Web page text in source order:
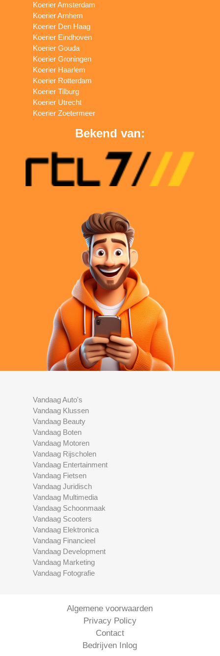
Koerier Amsterdam
Koerier Arnhem
Koerier Den Haag
Koerier Eindhoven
Koerier Gouda
Koerier Groningen
Koerier Haarlem
Koerier Rotterdam
Koerier Tilburg
Koerier Utrecht
Koerier Zoetermeer
Bekend van:
Vandaag Auto's
Vandaag Klussen
Vandaag Beauty
Vandaag Boten
Vandaag Motoren
Vandaag Rijscholen
Vandaag Entertainment
Vandaag Fietsen
Vandaag Juridisch
Vandaag Multimedia
Vandaag Schoonmaak
Vandaag Scooters
Vandaag Elektronica
Vandaag Financieel
Vandaag Development
Vandaag Marketing
Vandaag Fotografie
Algemene voorwaarden
Privacy Policy
Contact
Bedrijven Inlog